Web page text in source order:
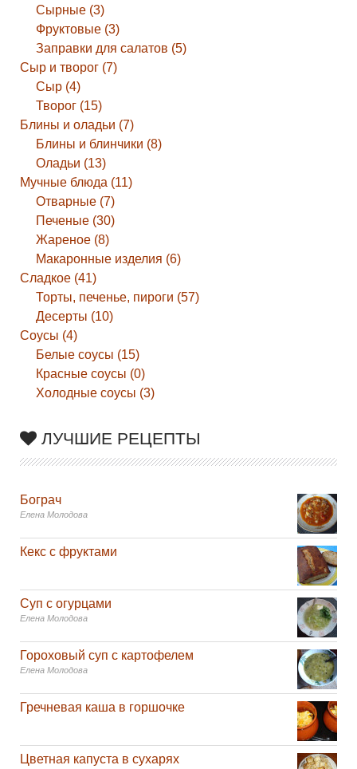
Сырные (3)
Фруктовые (3)
Заправки для салатов (5)
Сыр и творог (7)
Сыр (4)
Творог (15)
Блины и оладьи (7)
Блины и блинчики (8)
Оладьи (13)
Мучные блюда (11)
Отварные (7)
Печеные (30)
Жареное (8)
Макаронные изделия (6)
Сладкое (41)
Торты, печенье, пироги (57)
Десерты (10)
Соусы (4)
Белые соусы (15)
Красные соусы (0)
Холодные соусы (3)
ЛУЧШИЕ РЕЦЕПТЫ
Бограч
Елена Молодова
Кекс с фруктами
Суп с огурцами
Елена Молодова
Гороховый суп с картофелем
Елена Молодова
Гречневая каша в горшочке
Цветная капуста в сухарях